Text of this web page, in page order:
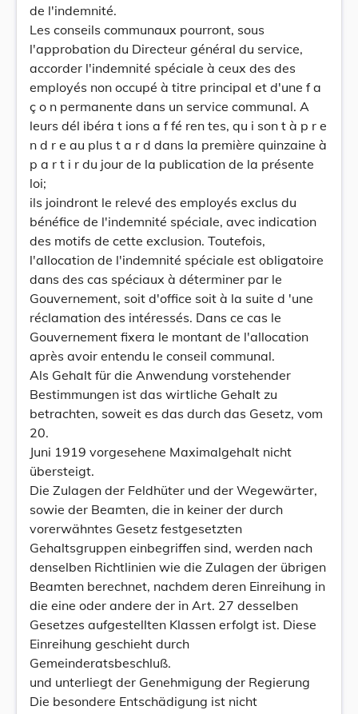
de l'indemnité.
Les conseils communaux pourront, sous
l'approbation du Directeur général du service,
accorder l'indemnité spéciale à ceux des des
employés non occupé à titre principal et d'une f a
ç o n permanente dans un service communal. A
leurs dél ibéra t ions a f fé ren tes, qu i son t à p r e
n d r e au plus t a r d dans la première quinzaine à
p a r t i r du jour de la publication de la présente
loi;
ils joindront le relevé des employés exclus du
bénéfice de l'indemnité spéciale, avec indication
des motifs de cette exclusion. Toutefois,
l'allocation de l'indemnité spéciale est obligatoire
dans des cas spéciaux à déterminer par le
Gouvernement, soit d'office soit à la suite d 'une
réclamation des intéressés. Dans ce cas le
Gouvernement fixera le montant de l'allocation
après avoir entendu le conseil communal.
Als Gehalt für die Anwendung vorstehender
Bestimmungen ist das wirtliche Gehalt zu
betrachten, soweit es das durch das Gesetz, vom
20.
Juni 1919 vorgesehene Maximalgehalt nicht
übersteigt.
Die Zulagen der Feldhüter und der Wegewärter,
sowie der Beamten, die in keiner der durch
vorerwähntes Gesetz festgesetzten
Gehaltsgruppen einbegriffen sind, werden nach
denselben Richtlinien wie die Zulagen der übrigen
Beamten berechnet, nachdem deren Einreihung in
die eine oder andere der in Art. 27 desselben
Gesetzes aufgestellten Klassen erfolgt ist. Diese
Einreihung geschieht durch
Gemeinderatsbeschluß.
und unterliegt der Genehmigung der Regierung
Die besondere Entschädigung ist nicht